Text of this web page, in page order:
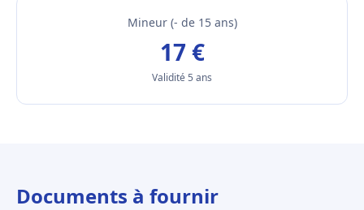
Mineur (- de 15 ans)
17 €
Validité 5 ans
Documents à fournir